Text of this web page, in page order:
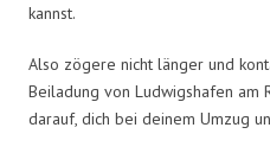
kannst.
Also zögere nicht länger und
Beiladung von Ludwigshafen am
darauf, dich bei deinem Umzug